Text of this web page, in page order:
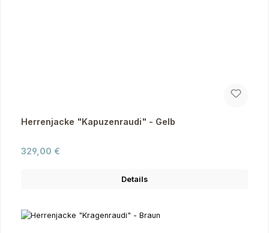
Herrenjacke "Kapuzenraudi" - Gelb
Regulärer Preis:
329,00 €
Details